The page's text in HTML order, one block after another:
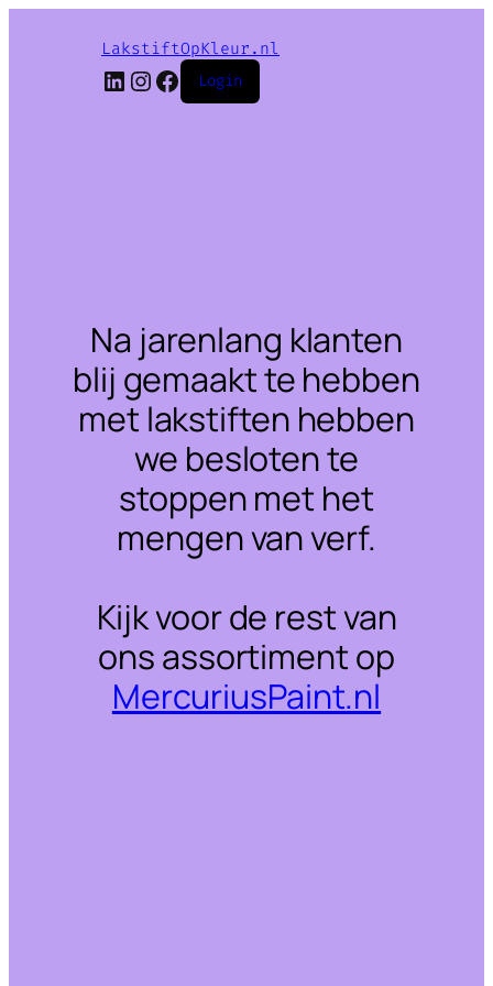
LakstiftOpKleur.nl
LinkedIn
Instagram
Facebook
Login
Na jarenlang klanten
blij gemaakt te hebben
met lakstiften hebben
we besloten te
stoppen met het
mengen van verf.
Kijk voor de rest van
ons assortiment op
MercuriusPaint.nl